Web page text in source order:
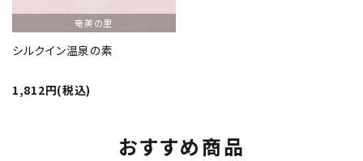
奄美の里
シルクイン温泉の素
1,812円(税込)
おすすめ商品